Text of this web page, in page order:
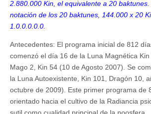
2.880.000 Kin, el equivalente a 20
notación de los 20 baktunes, 144.000 x 20
1.0.0.0.0.0.
Antecedentes: El programa inicial de 812
comenzó el día 16 de la Luna Magnética
Mago 2, Kin 54 (10 de Agosto 2007). Se
la Luna Autoexistente, Kin 101, Dragón 10,
octubre de 2009). Este primer programa de
orientado hacia el cultivo de la Radiancia